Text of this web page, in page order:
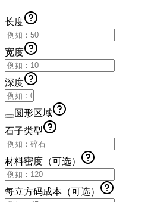
长度
宽度
深度
圆形区域
石子类型
材料密度（可选）
每立方码成本（可选）